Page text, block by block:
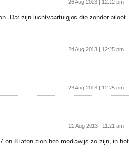
26 Aug 2013 | 12:12 pm
Dat zijn luchtvaartuigjes die zonder piloot
24 Aug 2013 | 12:25 pm
23 Aug 2013 | 12:25 pm
22 Aug 2013 | 11:21 am
en 8 laten zien hoe mediawijs ze zijn, in het